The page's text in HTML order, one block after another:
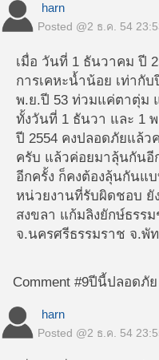
harn
Posted @2 ธ.ค. 54
เมื่อ วันที่ 1 ธันวาคม ปี
การเคหะน้ำน้อย เท่ากั
พ.ย.ปี 53 ท่วมแค่ตาตุ่ม
ทั้งวันที่ 1 ธันวา และ 1
ปี 2554 คงปลอดภัยแล้
ครับ แล้วค่อยมาลุ้นกันอี
อีกครั้ง ก็คงต้องลุ้นกันแ
หน่วยงานที่รับผิดชอบ ยั
สงขลา แก้มลิงยักษ์ธรร
จ.นครศรีธรรมราช จ.พั
Comment #9ปีนี้ปลอดภัย
harn
Posted @2 ธ.ค. 54